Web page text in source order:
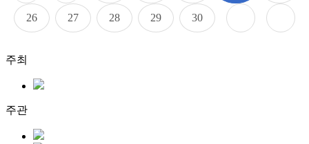
26 27 28 29 30
주최
주관